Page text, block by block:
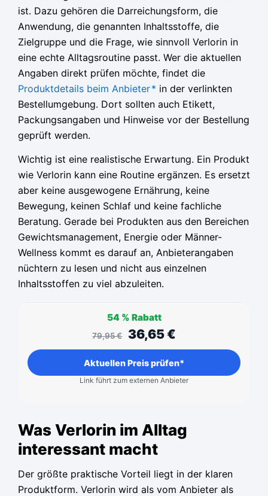
ist. Dazu gehören die Darreichungsform, die
Anwendung, die genannten Inhaltsstoffe, die
Zielgruppe und die Frage, wie sinnvoll Verlorin in
eine echte Alltagsroutine passt. Wer die aktuellen
Angaben direkt prüfen möchte, findet die
Produktdetails beim Anbieter* in der verlinkten
Bestellumgebung. Dort sollten auch Etikett,
Packungsangaben und Hinweise vor der Bestellung
geprüft werden.
Wichtig ist eine realistische Erwartung. Ein Produkt
wie Verlorin kann eine Routine ergänzen. Es ersetzt
aber keine ausgewogene Ernährung, keine
Bewegung, keinen Schlaf und keine fachliche
Beratung. Gerade bei Produkten aus den Bereichen
Gewichtsmanagement, Energie oder Männer-
Wellness kommt es darauf an, Anbieterangaben
nüchtern zu lesen und nicht aus einzelnen
Inhaltsstoffen zu viel abzuleiten.
54 % Rabatt
79,95€ 36,65€
Aktuellen Preis prüfen*
Link führt zum externen Anbieter
Was Verlorin im Alltag
interessant macht
Der größte praktische Vorteil liegt in der klaren
Produktform. Verlorin wird als vom Anbieter als